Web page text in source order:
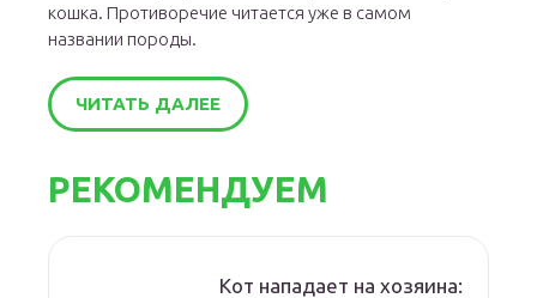
кошка. Противоречие читается уже в самом
названии породы.
ЧИТАТЬ ДАЛЕЕ
РЕКОМЕНДУЕМ
Кот нападает на хозяина: